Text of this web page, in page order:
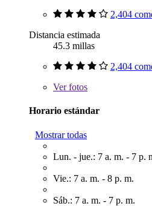
2,404
Distancia estimada
45.3 millas
2,404
Verfotos
Horario estándar
Mostrar todas
Lun. - jue.: 7 a. m. - 7 p.
Vie.: 7 a. m. - 8 p. m.
Sáb.: 7 a. m. - 7 p. m.